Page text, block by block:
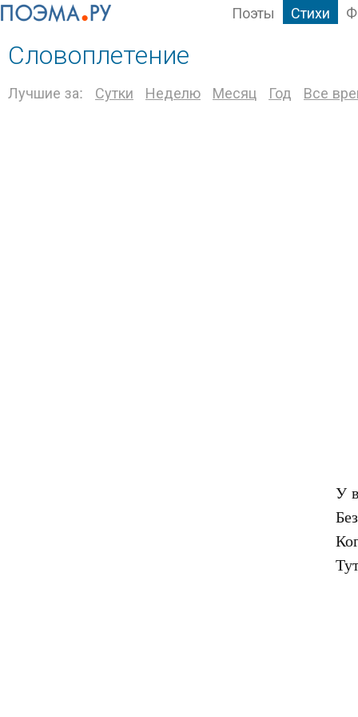
Поэты Стихи
Словоплетение
Лучшие за: Сутки Неделю Месяц Год Все
У